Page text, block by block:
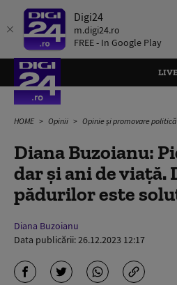
Digi24
m.digi24.ro
FREE - In Google Play
HOME Opinii Opinie și promovare politică
Diana Buzoianu:
dar și ani de viață.
pădurilor este
Diana Buzoianu
Data publicării:26.12.2023 12:17